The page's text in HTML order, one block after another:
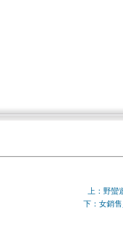
上：野蠻
下：女銷